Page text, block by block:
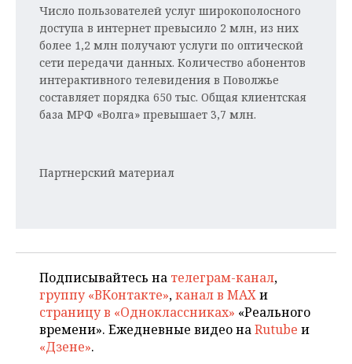
Число пользователей услуг широкополосного
доступа в интернет превысило 2 млн, из них
более 1,2 млн получают услуги по оптической
сети передачи данных. Количество абонентов
интерактивного телевидения в Поволжье
составляет порядка 650 тыс. Общая клиентская
база МРФ «Волга» превышает 3,7 млн.
Партнерский материал
Подписывайтесь на телеграм-канал,
группу «ВКонтакте»,канал в MAXи
страницу в «Одноклассниках» «Реального
времени». Ежедневные видео наRutube и
«Дзене».